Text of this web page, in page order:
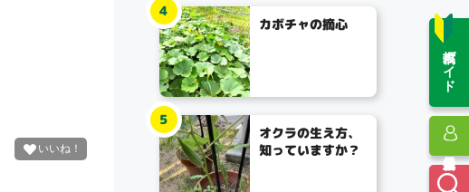
投稿ガイド
カボチャの摘心
4
オクラの生え方、
知っていますか？
5